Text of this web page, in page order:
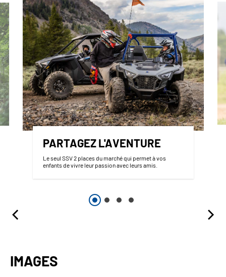
PARTAGEZ L'AVENTURE
Le seul SSV 2 places du marché qui permet à vos
enfants de vivre leur passion avec leurs amis.
IMAGES